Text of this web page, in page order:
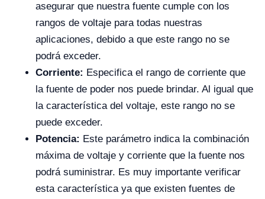
asegurar que nuestra fuente cumple con los
rangos de voltaje para todas nuestras
aplicaciones, debido a que este rango no se
podrá exceder.
Corriente: Especifica el rango de corriente que
la fuente de poder nos puede brindar. Al igual que
la característica del voltaje, este rango no se
puede exceder.
Potencia: Este parámetro indica la combinación
máxima de voltaje y corriente que la fuente nos
podrá suministrar. Es muy importante verificar
esta característica ya que existen fuentes de